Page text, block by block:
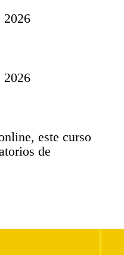
2026
2026
este curso
de